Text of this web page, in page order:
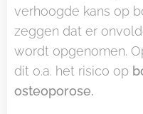
verhoogde kans op
zeggen dat er
wordt opgenomen.
dit o.a. het risico op
osteoporose.